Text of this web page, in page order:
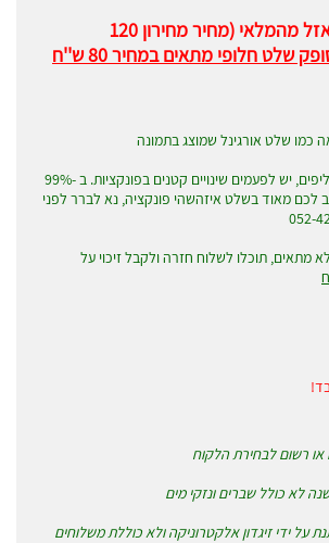
השלט האורגינל אזל מהמלאי (מחיר מחירון 120
בהזמנה יסופק שלט חלופי מתאים במחיר 80 ש''ח
כמו שלט אורגינל שמוצג בתמונה
שימו לב! במוצרים תחליפים, יש לפעמים שינויים קטנים בפונקציות. ב -99%
לכם מאוד בשלט איזהשהי פונקציה, נא לברר לפני
תוכלו לשלוח חזרה ולקבל זיכוי על
רשום לבחירת הלקוח
לא כולל שברים ונזקי מים
על ידי זיגדון אלקטרוניקה ולא כוללת משלוחים